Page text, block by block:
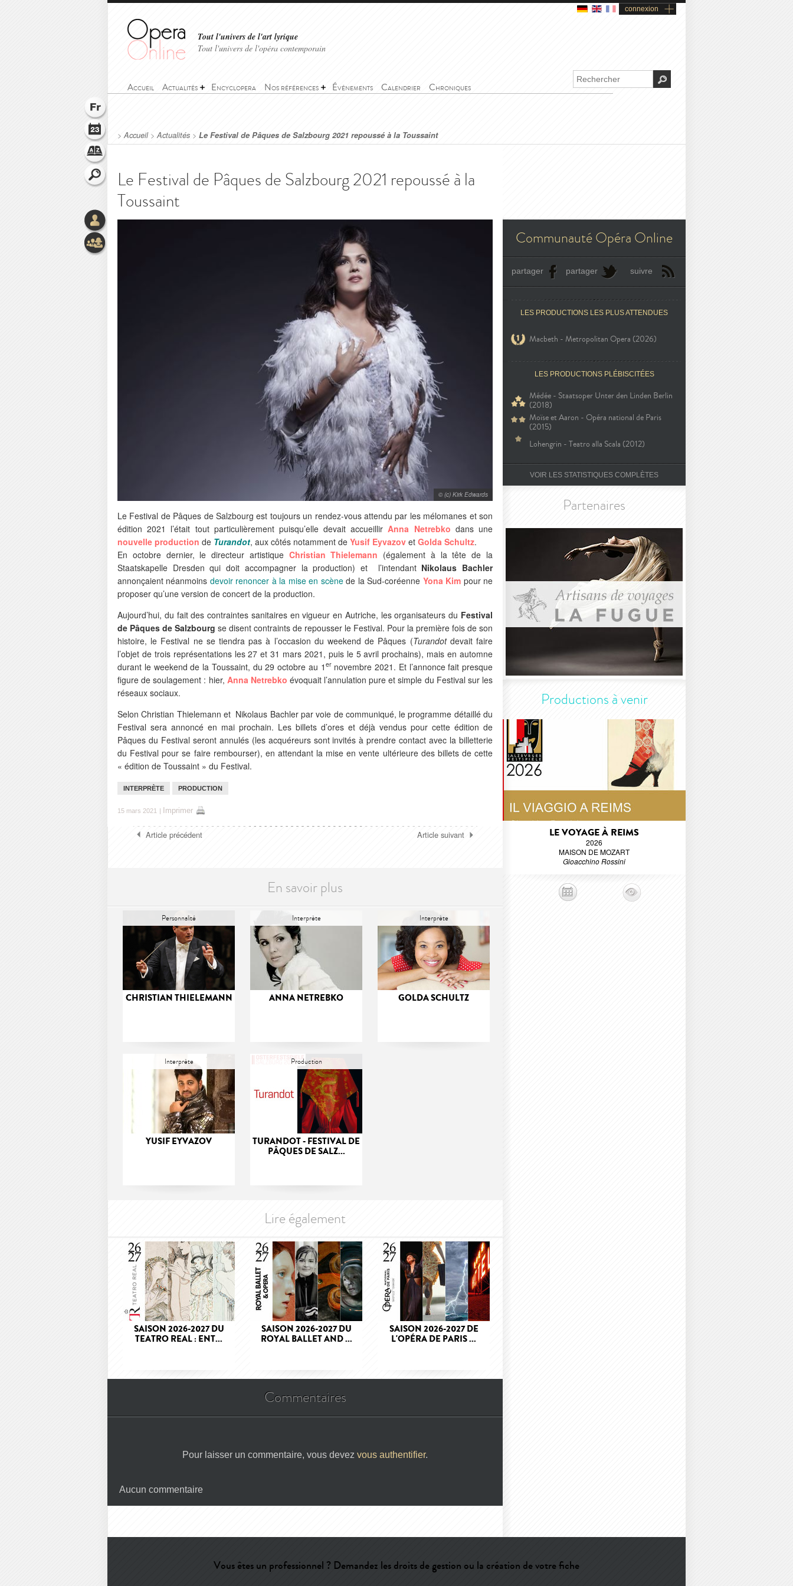
connexion
Tout l'univers de l'art lyrique
Tout l'univers de l'opéra contemporain
Accueil Actualités Encyclopera Nos références Événements Calendrier Chroniques
>Accueil>Actualités > Le Festival de Pâques de Salzbourg 2021 repoussé à la Toussaint
Le Festival de Pâques de Salzbourg 2021 repoussé à la
Toussaint
© (c) Kirk Edwards
Le Festival de Pâques de Salzbourg est toujours un rendez-vous attendu par les mélomanes et son
édition 2021 l’était tout particulièrement puisqu’elle devait accueillir Anna Netrebko dans une
nouvelle production de Turandot, aux côtés notamment de Yusif Eyvazov et Golda Schultz.
En octobre dernier, le directeur artistique Christian Thielemann (également à la tête de la
Staatskapelle Dresden qui doit accompagner la production) et l’intendant Nikolaus Bachler
annonçaient néanmoins devoir renoncer à la mise en scènede la Sud-coréenne Yona Kim pour ne
proposer qu’une version de concert de la production.
Aujourd’hui, du fait des contraintes sanitaires en vigueur en Autriche, les organisateurs du Festival
de Pâques de Salzbourg se disent contraints de repousser le Festival. Pour la première fois de son
histoire, le Festival ne se tiendra pas à l’occasion du weekend de Pâques (Turandot devait faire
l’objet de trois représentations les 27 et 31 mars 2021, puis le 5 avril prochains), mais en automne
durant le weekend de la Toussaint, du 29 octobre au 1 ernovembre 2021. Et l’annonce fait presque
figure de soulagement : hier, Anna Netrebko évoquait l’annulation pure et simple du Festival sur les
réseaux sociaux.
Selon Christian Thielemann et Nikolaus Bachler par voie de communiqué, le programme détaillé du
Festival sera annoncé en mai prochain. Les billets d’ores et déjà vendus pour cette édition de
Pâques du Festival seront annulés (les acquéreurs sont invités à prendre contact avec la billetterie
du Festival pour se faire rembourser), en attendant la mise en vente ultérieure des billets de cette
« édition de Toussaint » du Festival.
INTERPRÈTE PRODUCTION
15 mars 2021 | Imprimer
Article précédent Article suivant
En savoir plus
Personnalité
CHRISTIAN THIELEMANN
Interprète
ANNA NETREBKO
Interprète
GOLDA SCHULTZ
Interprète
YUSIF EYVAZOV
Production
TURANDOT - FESTIVAL DE
PÂQUES DE SALZ...
Lire également
SAISON 2026-2027 DU
TEATRO REAL : ENT...
SAISON 2026-2027 DU
ROYAL BALLET AND ...
SAISON 2026-2027 DE
L'OPÉRA DE PARIS ...
Commentaires
Pour laisser un commentaire, vous devez vous authentifier.
Aucun commentaire
Communauté Opéra Online
partager partager suivre
LES PRODUCTIONS LES PLUS ATTENDUES
Macbeth - Metropolitan Opera (2026)
LES PRODUCTIONS PLÉBISCITÉES
Médée - Staatsoper Unter den Linden Berlin
(2018)
Moïse et Aaron - Opéra national de Paris
(2015)
Lohengrin - Teatro alla Scala (2012)
VOIR LES STATISTIQUES COMPLÈTES
Partenaires
Productions à venir
LE VOYAGE À REIMS
2026
MAISON DE MOZART
Gioacchino Rossini
Vous êtes un professionnel ? Demandez les droits de gestion ou la création de votre fiche